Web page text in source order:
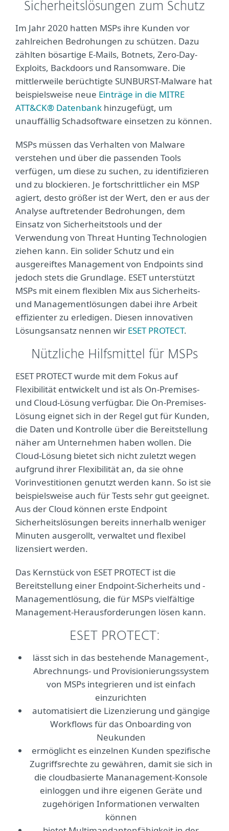
Sicherheitslösungen zum Schutz
Im Jahr 2020 hatten MSPs ihre Kunden vor
zahlreichen Bedrohungen zu schützen. Dazu
zählten bösartige E-Mails, Botnets, Zero-Day-
Exploits, Backdoors und Ransomware. Die
mittlerweile berüchtigte SUNBURST-Malware hat
beispielsweise neue Einträge in die MITRE
ATT&CK® Datenbank hinzugefügt, um
unauffällig Schadsoftware einsetzen zu können.
MSPs müssen das Verhalten von Malware
verstehen und über die passenden Tools
verfügen, um diese zu suchen, zu identifizieren
und zu blockieren. Je fortschrittlicher ein MSP
agiert, desto größer ist der Wert, den er aus der
Analyse auftretender Bedrohungen, dem
Einsatz von Sicherheitstools und der
Verwendung von Threat Hunting Technologien
ziehen kann. Ein solider Schutz und ein
ausgereiftes Management von Endpoints sind
jedoch stets die Grundlage. ESET unterstützt
MSPs mit einem flexiblen Mix aus Sicherheits-
und Managementlösungen dabei ihre Arbeit
effizienter zu erledigen. Diesen innovativen
Lösungsansatz nennen wir ESET PROTECT.
Nützliche Hilfsmittel für MSPs
ESET PROTECT wurde mit dem Fokus auf
Flexibilität entwickelt und ist als On-Premises-
und Cloud-Lösung verfügbar. Die On-Premises-
Lösung eignet sich in der Regel gut für Kunden,
die Daten und Kontrolle über die Bereitstellung
näher am Unternehmen haben wollen. Die
Cloud-Lösung bietet sich nicht zuletzt wegen
aufgrund ihrer Flexibilität an, da sie ohne
Vorinvestitionen genutzt werden kann. So ist sie
beispielsweise auch für Tests sehr gut geeignet.
Aus der Cloud können erste Endpoint
Sicherheitslösungen bereits innerhalb weniger
Minuten ausgerollt, verwaltet und flexibel
lizensiert werden.
Das Kernstück von ESET PROTECT ist die
Bereitstellung einer Endpoint-Sicherheits und -
Managementlösung, die für MSPs vielfältige
Management-Herausforderungen lösen kann.
ESET PROTECT:
lässt sich in das bestehende Management-,
Abrechnungs- und Provisionierungssystem
von MSPs integrieren und ist einfach
einzurichten
automatisiert die Lizenzierung und gängige
Workflows für das Onboarding von
Neukunden
ermöglicht es einzelnen Kunden spezifische
Zugriffsrechte zu gewähren, damit sie sich in
die cloudbasierte Mananagement-Konsole
einloggen und ihre eigenen Geräte und
zugehörigen Informationen verwalten
können